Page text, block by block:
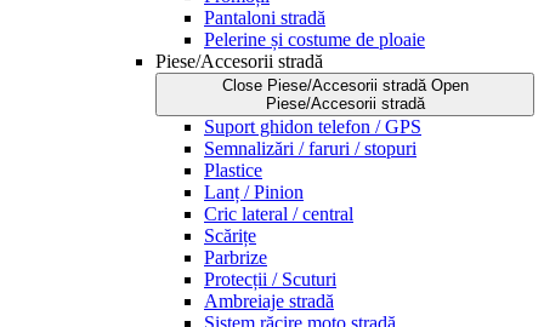
Pantaloni stradă
Pelerine și costume de ploaie
Piese/Accesorii stradă
Close Piese/Accesorii stradă Open
Piese/Accesorii stradă
Suport ghidon telefon / GPS
Semnalizări / faruri / stopuri
Plastice
Lanț / Pinion
Cric lateral / central
Scărițe
Parbrize
Protecții / Scuturi
Ambreiaje stradă
Sistem răcire moto stradă